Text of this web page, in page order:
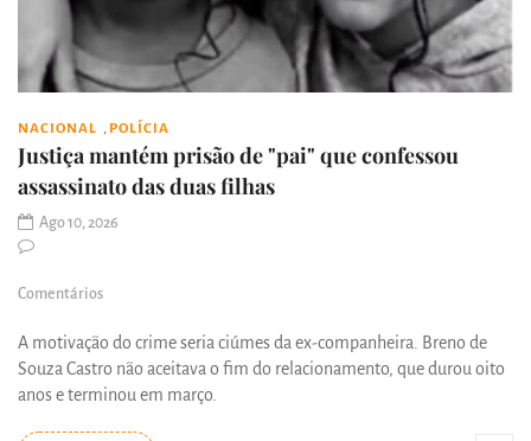
NACIONAL POLÍCIA
Justiça mantém prisão de "pai" que confessou
assassinato das duas filhas
Ago 10, 2026
Comentários
A motivação do crime seria ciúmes da ex-companheira. Breno de
Souza Castro não aceitava o fim do relacionamento, que durou oito
anos e terminou em março.